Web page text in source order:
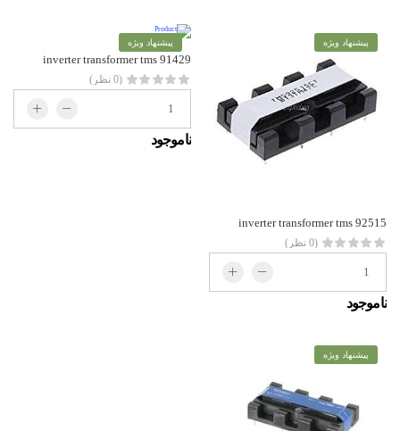
پیشنهاد ویژه
inverter transformer tms 92515
(0 نظر)
ناموجود
پیشنهاد ویژه
inverter transformer tms 91429
(0 نظر)
ناموجود
پیشنهاد ویژه